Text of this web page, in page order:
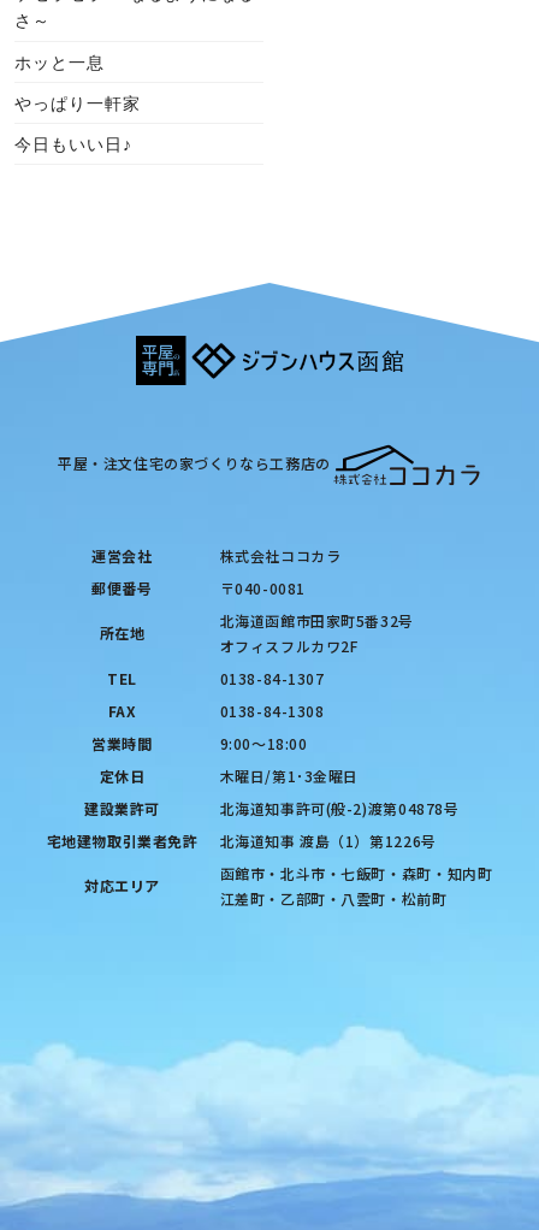
さ～
ホッと一息
やっぱり一軒家
今日もいい日♪
平屋・注文住宅の家づくりなら工務店の
運営会社
株式会社ココカラ
郵便番号
〒040-0081
所在地
北海道函館市田家町5番32号
オフィスフルカワ2F
TEL
0138-84-1307
FAX
0138-84-1308
営業時間
9:00〜18:00
定休日
木曜日/第1･3金曜日
建設業許可
北海道知事許可(般-2)渡第04878号
宅地建物取引業者免許
北海道知事 渡島（1）第1226号
対応エリア
函館市・北斗市・七飯町・森町・知内町
江差町・乙部町・八雲町・松前町